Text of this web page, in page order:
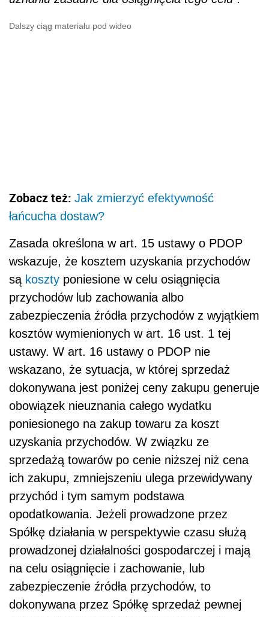
Dalszy ciąg materiału pod wideo
Zobacz też: Jak zmierzyć efektywność
łańcucha dostaw?
Zasada określona w art. 15 ustawy o PDOP
wskazuje, że kosztem uzyskania przychodów
są koszty poniesione w celu osiągnięcia
przychodów lub zachowania albo
zabezpieczenia źródła przychodów z wyjątkiem
kosztów wymienionych w art. 16 ust. 1 tej
ustawy. W art. 16 ustawy o PDOP nie
wskazano, że sytuacja, w której sprzedaż
dokonywana jest poniżej ceny zakupu generuje
obowiązek nieuznania całego wydatku
poniesionego na zakup towaru za koszt
uzyskania przychodów. W związku ze
sprzedażą towarów po cenie niższej niż cena
ich zakupu, zmniejszeniu ulega przewidywany
przychód i tym samym podstawa
opodatkowania. Jeżeli prowadzone przez
Spółkę działania w perspektywie czasu służą
prowadzonej działalności gospodarczej i mają
na celu osiągnięcie i zachowanie, lub
zabezpieczenie źródła przychodów, to
dokonywana przez Spółkę sprzedaż pewnej